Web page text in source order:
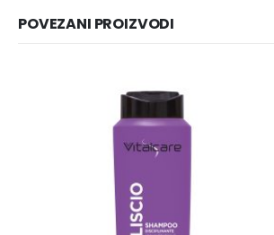
POVEZANI PROIZVODI